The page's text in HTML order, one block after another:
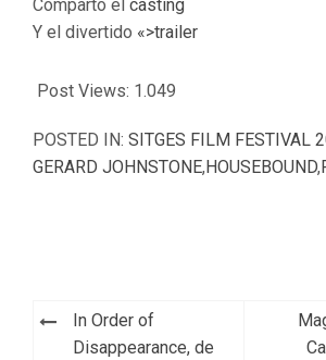
Comparto el casting
Y el divertido «>trailer
Post Views: 1.049
POSTED IN: SITGES FILM FESTIVAL
GERARD JOHNSTONE,HOUSEBOUND,
Navegación
In Order of
Disappearance, de